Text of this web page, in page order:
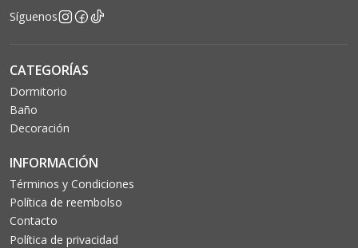
Síguenos
CATEGORÍAS
Dormitorio
Baño
Decoración
INFORMACIÓN
Términos y Condiciones
Política de reembolso
Contacto
Política de privacidad